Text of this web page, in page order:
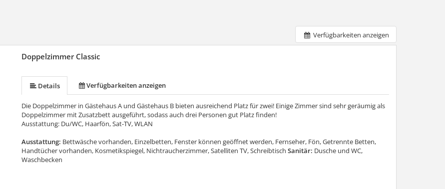
Verfügbarkeiten anzeigen
Doppelzimmer Classic
Details Verfügbarkeiten anzeigen
Die Doppelzimmer in Gästehaus A und Gästehaus B bieten ausreichend Platz für zwei! Einige Zimmer sind sehr geräumig als
Doppelzimmer mit Zusatzbett ausgeführt, sodass auch drei Personen gut Platz finden!
Ausstattung: Du/WC, Haarfön, Sat-TV, WLAN
Ausstattung: Bettwäsche vorhanden, Einzelbetten, Fenster können geöffnet werden, Fernseher, Fön, Getrennte Betten,
Handtücher vorhanden, Kosmetikspiegel, Nichtraucherzimmer, Satelliten TV, Schreibtisch Sanitär: Dusche und WC,
Waschbecken